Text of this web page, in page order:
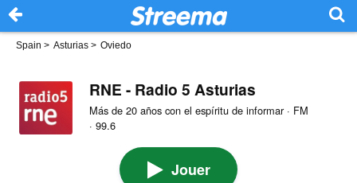
Spain > Asturias > Oviedo
RNE - Radio 5 Asturias
Más de 20 años con el espíritu de informar · FM
· 99.6
Jouer